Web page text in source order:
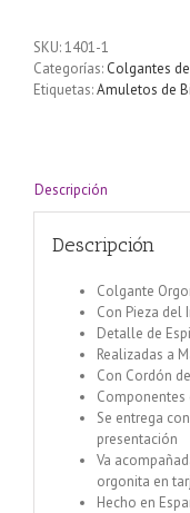
SKU:1401-1
Categorías: Colgantes
Etiquetas:Amuletos de
Descripción
Descripción
Colgante
Con Pieza del
Detalle de
Realizadas a
Con Cordón
Componentes
Se entrega
presentación
Va
orgonita en
Hecho en